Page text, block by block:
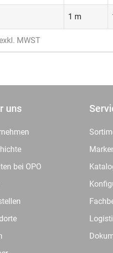
1 m
MWST
uns
bei OPO